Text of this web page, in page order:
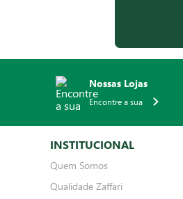
Nossas Lojas
Encontre a sua
INSTITUCIONAL
Quem Somos
Qualidade Zaffari